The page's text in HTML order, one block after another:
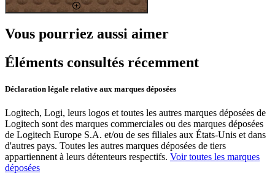
Vous pourriez aussi aimer
Éléments consultés récemment
Déclaration légale relative aux marques déposées
Logitech, Logi, leurs logos et toutes les autres marques déposées de
Logitech sont des marques commerciales ou des marques déposées
de Logitech Europe S.A. et/ou de ses filiales aux États-Unis et dans
d'autres pays. Toutes les autres marques déposées de tiers
appartiennent à leurs détenteurs respectifs. Voir toutes les marques
déposées